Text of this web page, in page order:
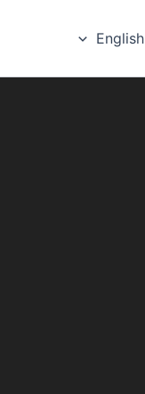
English